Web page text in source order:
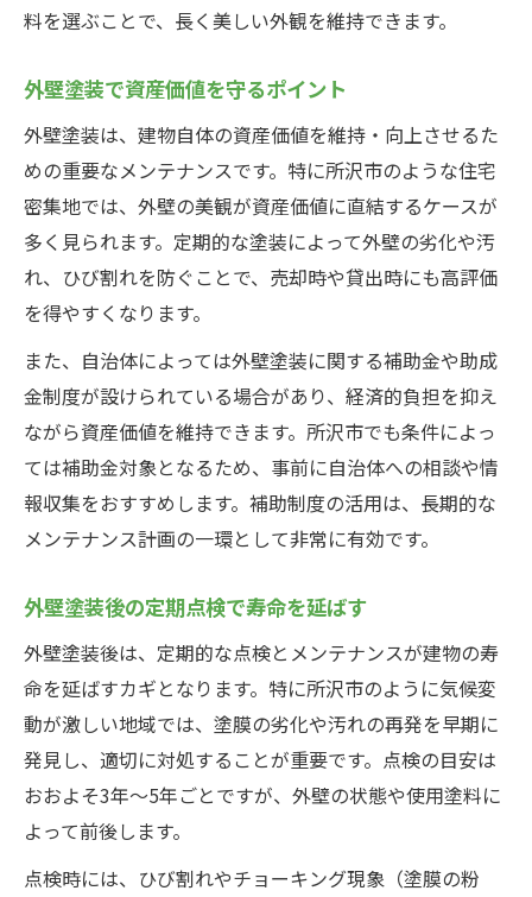
料を選ぶことで、長く美しい外観を維持できます。
外壁塗装で資産価値を守るポイント
外壁塗装は、建物自体の資産価値を維持・向上させるた
めの重要なメンテナンスです。特に所沢市のような住宅
密集地では、外壁の美観が資産価値に直結するケースが
多く見られます。定期的な塗装によって外壁の劣化や汚
れ、ひび割れを防ぐことで、売却時や貸出時にも高評価
を得やすくなります。
また、自治体によっては外壁塗装に関する補助金や助成
金制度が設けられている場合があり、経済的負担を抑え
ながら資産価値を維持できます。所沢市でも条件によっ
ては補助金対象となるため、事前に自治体への相談や情
報収集をおすすめします。補助制度の活用は、長期的な
メンテナンス計画の一環として非常に有効です。
外壁塗装後の定期点検で寿命を延ばす
外壁塗装後は、定期的な点検とメンテナンスが建物の寿
命を延ばすカギとなります。特に所沢市のように気候変
動が激しい地域では、塗膜の劣化や汚れの再発を早期に
発見し、適切に対処することが重要です。点検の目安は
おおよそ3年～5年ごとですが、外壁の状態や使用塗料に
よって前後します。
点検時には、ひび割れやチョーキング現象（塗膜の粉